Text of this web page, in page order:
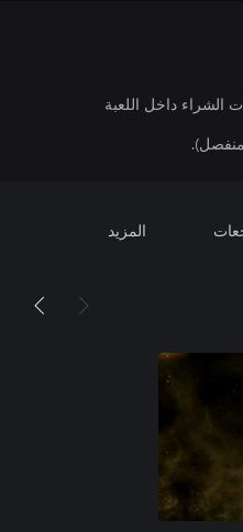
الشراء داخل اللعبة
المزيد